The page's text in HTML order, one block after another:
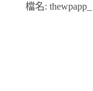
檔名: